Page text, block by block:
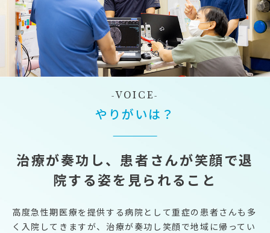
VOICE
やりがいは？
治療が奏功し、患者さんが笑顔で退
院する姿を見られること
高度急性期医療を提供する病院として重症の患者さんも多
く入院してきますが、治療が奏功し笑顔で地域に帰ってい